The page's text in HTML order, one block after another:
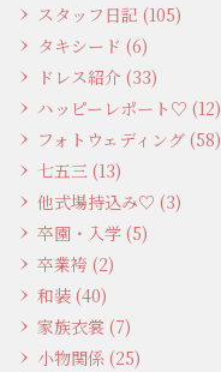
スタッフ日記 (105)
タキシード (6)
ドレス紹介 (33)
ハッピーレポート♡ (12)
フォトウェディング (58)
七五三 (13)
他式場持込み♡ (3)
卒園・入学 (5)
卒業袴 (2)
和装 (40)
家族衣裳 (7)
小物関係 (25)